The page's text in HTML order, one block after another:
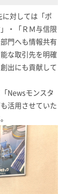
対しては「ポ
・「ＲＭ与信限
門へも情報共有
な取引先を明確
出にも貢献して
Newsモンスタ
活用させていた